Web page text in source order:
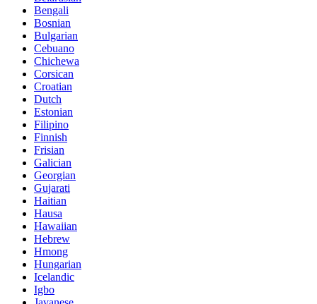
Bengali
Bosnian
Bulgarian
Cebuano
Chichewa
Corsican
Croatian
Dutch
Estonian
Filipino
Finnish
Frisian
Galician
Georgian
Gujarati
Haitian
Hausa
Hawaiian
Hebrew
Hmong
Hungarian
Icelandic
Igbo